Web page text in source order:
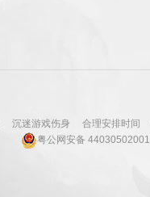
沉迷游戏伤身 合理安排时间
粤公网安备